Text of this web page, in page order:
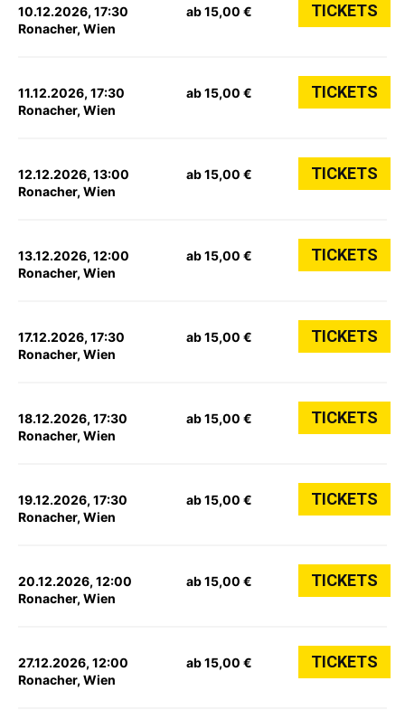
10.12.2026, 17:30
Ronacher, Wien
ab 15,00 € TICKETS
11.12.2026, 17:30
Ronacher, Wien
ab 15,00 € TICKETS
12.12.2026, 13:00
Ronacher, Wien
ab 15,00 € TICKETS
13.12.2026, 12:00
Ronacher, Wien
ab 15,00 € TICKETS
17.12.2026, 17:30
Ronacher, Wien
ab 15,00 € TICKETS
18.12.2026, 17:30
Ronacher, Wien
ab 15,00 € TICKETS
19.12.2026, 17:30
Ronacher, Wien
ab 15,00 € TICKETS
20.12.2026, 12:00
Ronacher, Wien
ab 15,00 € TICKETS
27.12.2026, 12:00
Ronacher, Wien
ab 15,00 € TICKETS